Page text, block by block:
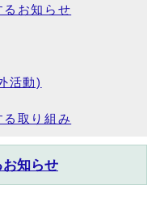
るお知らせ
活動)
取り組み
知らせ